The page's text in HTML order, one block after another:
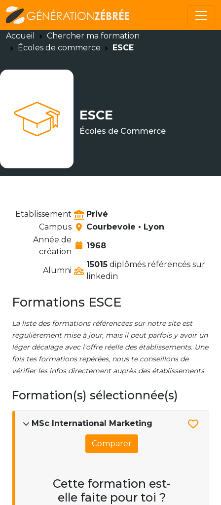
Accueil
Chercher ma formation
Écoles de commerce
ESCE
ESCE
Écoles de Commerce
Etablissement
Privé
Campus
Courbevoie • Lyon
Année de
création
1968
Alumni
15015 diplômés référencés sur
linkedin
Formations ESCE
La liste des formations référencées sur notre site est
régulièrement mise à jour, mais il peut parfois y avoir un
léger décalage avec l'offre réelle des établissements. Une
fois tes formations repérées, nous te conseillons de
vérifier les infos directement auprès des établissements.
Formation(s) sélectionnée(s)
MSc International Marketing
Comparer
Cette formation est-
elle faite pour toi ?